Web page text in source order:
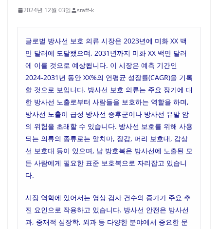
2024년 12월 03일 staff-k
글로벌 방사선 보호 의류 시장은 2023년에 미화 XX 백
만 달러에 도달했으며, 2031년까지 미화 XX 백만 달러
에 이를 것으로 예상됩니다. 이 시장은 예측 기간인
2024-2031년 동안 XX%의 연평균 성장률(CAGR)을 기록
할 것으로 보입니다. 방사선 보호 의류는 주요 장기에 대
한 방사선 노출로부터 사람들을 보호하는 역할을 하며,
방사선 노출이 급성 방사선 증후군이나 방사선 유발 암
의 위험을 초래할 수 있습니다. 방사선 보호를 위해 사용
되는 의류의 종류로는 앞치마, 장갑, 머리 보호대, 갑상
선 보호대 등이 있으며, 납 방호복은 방사선에 노출된 모
든 사람에게 필요한 표준 보호복으로 자리잡고 있습니
다.
시장 역학에 있어서는 영상 검사 건수의 증가가 주요 추
진 요인으로 작용하고 있습니다. 방사선 안전은 방사선
과, 중재적 심장학, 외과 등 다양한 분야에서 중요한 문